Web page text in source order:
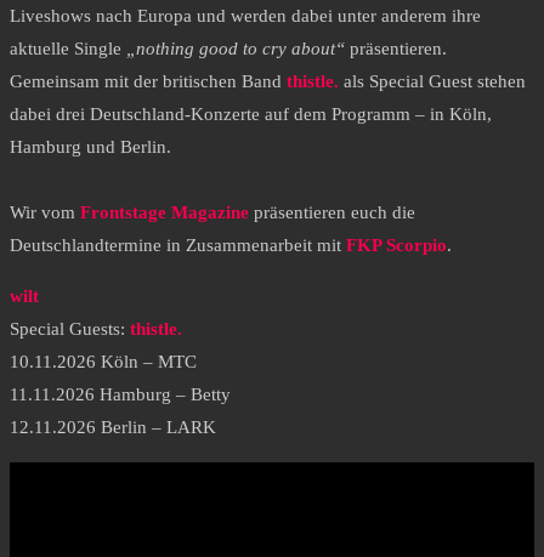
Liveshows nach Europa und werden dabei unter anderem ihre
aktuelle Single „nothing good to cry about“ präsentieren.
Gemeinsam mit der britischen Band thistle. als Special Guest stehen
dabei drei Deutschland-Konzerte auf dem Programm – in Köln,
Hamburg und Berlin.
Wir vom Frontstage Magazine präsentieren euch die
Deutschlandtermine in Zusammenarbeit mit FKP Scorpio.
wilt
Special Guests: thistle.
10.11.2026 Köln – MTC
11.11.2026 Hamburg – Betty
12.11.2026 Berlin – LARK